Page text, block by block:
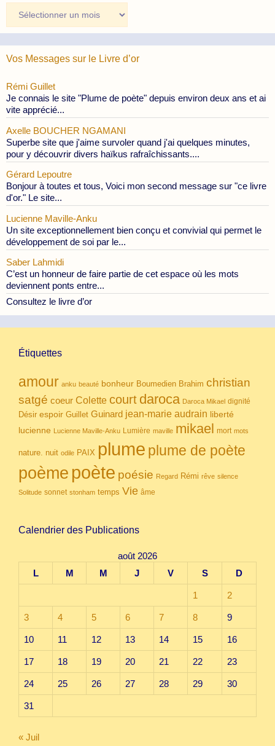
des
Publications
Vos Messages sur le Livre d’or
Rémi Guillet
Je connais le site "Plume de poète" depuis environ deux ans et ai
vite apprécié...
Axelle BOUCHER NGAMANI
Superbe site que j'aime survoler quand j'ai quelques minutes,
pour y découvrir divers haïkus rafraîchissants....
Gérard Lepoutre
Bonjour à toutes et tous, Voici mon second message sur "ce livre
d'or." Le site...
Lucienne Maville-Anku
Un site exceptionnellement bien conçu et convivial qui permet le
développement de soi par le...
Saber Lahmidi
C’est un honneur de faire partie de cet espace où les mots
deviennent ponts entre...
Consultez le livre d’or
Étiquettes
amour anku beauté bonheur Boumedien Brahim christian
satgé coeur Colette court daroca Daroca Mikael dignité
Désir espoir Guillet Guinard jean-marie audrain liberté
lucienne Lucienne Maville-Anku Lumière maville mikael mort mots
nature. nuit odile PAIX plume plume de poète
poème poète poésie Regard Rémi rêve silence
Solitude sonnet stonham temps Vie âme
Calendrier des Publications
août 2026
L
M M J V S D
1 2
3 4 5 6 7 8 9
10 11 12 13 14 15 16
17 18 19 20 21 22 23
24 25 26 27 28 29 30
31
« Juil